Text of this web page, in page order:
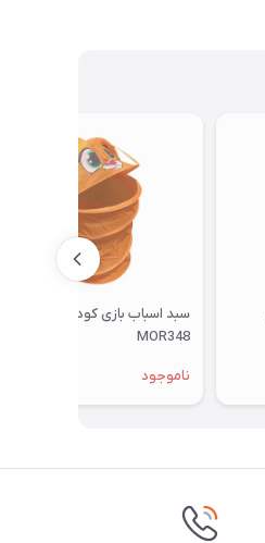
سبد اسباب بازی کودک مدل
MOR348
ناموجود